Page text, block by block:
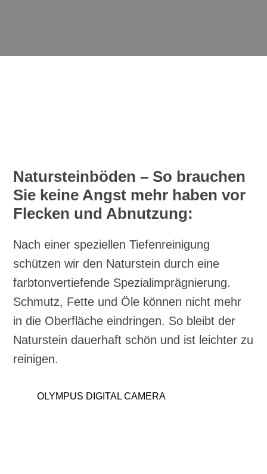
Natursteinböden – So brauchen
Sie keine Angst mehr haben vor
Flecken und Abnutzung:
Nach einer speziellen Tiefenreinigung
schützen wir den Naturstein durch eine
farbtonvertiefende Spezialimprägnierung.
Schmutz, Fette und Öle können nicht mehr
in die Oberfläche eindringen. So bleibt der
Naturstein dauerhaft schön und ist leichter zu
reinigen.
OLYMPUS DIGITAL CAMERA